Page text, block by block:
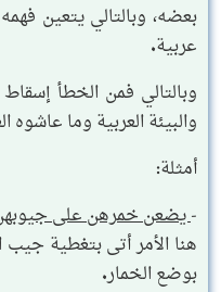
بعضه، وبالتالي يتعين
عربية.
وبالتالي فمن الخطأ إسقاط
والبيئة العربية وما
أمثلة:
-يضعن خمرهن على
هنا الأمر أتى بتغطية جيب
بوضع الخمار.